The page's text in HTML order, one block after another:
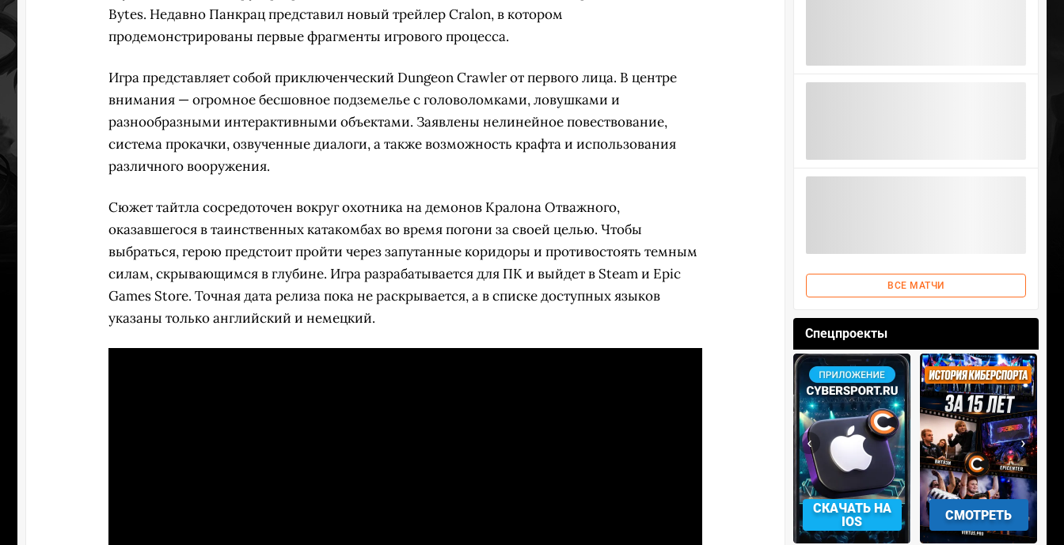
Bytes. Недавно Панкрац представил новый трейлер Cralon, в котором
продемонстрированы первые фрагменты игрового процесса.
Игра представляет собой приключенческий Dungeon Crawler от первого лица. В центре
внимания — огромное бесшовное подземелье с головоломками, ловушками и
разнообразными интерактивными объектами. Заявлены нелинейное повествование,
система прокачки, озвученные диалоги, а также возможность крафта и использования
различного вооружения.
Сюжет тайтла сосредоточен вокруг охотника на демонов Кралона Отважного,
оказавшегося в таинственных катакомбах во время погони за своей целью. Чтобы
выбраться, герою предстоит пройти через запутанные коридоры и противостоять темным
силам, скрывающимся в глубине. Игра разрабатывается для ПК и выйдет в Steam и Epic
Games Store. Точная дата релиза пока не раскрывается, а в списке доступных языков
указаны только английский и немецкий.
ВСЕ МАТЧИ
Спецпроекты
СМОТРЕТЬ УЧАСТВОВАТЬ
‹ ›